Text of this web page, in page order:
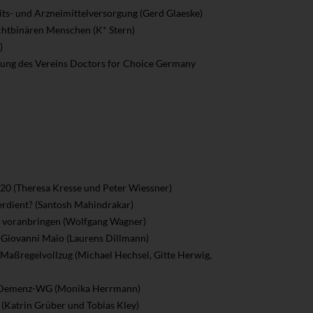
und Arzneimittelversorgung (Gerd Glaeske)
Menschen (K* Stern)
des Vereins Doctors for Choice Germany
(Theresa Kresse und Peter Wiessner)
(Santosh Mahindrakar)
(Wolfgang Wagner)
Maio (Laurens Dillmann)
(Michael Hechsel, Gitte Herwig,
WG (Monika Herrmann)
Grüber und Tobias Kley)